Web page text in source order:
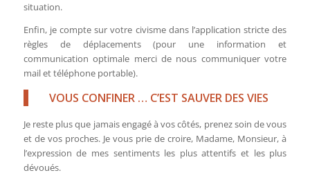
situation.
Enfin, je compte sur votre civisme dans l’application stricte des
règles de déplacements (pour une information et
communication optimale merci de nous communiquer votre
mail et téléphone portable).
VOUS CONFINER … C’EST SAUVER DES VIES
Je reste plus que jamais engagé à vos côtés, prenez soin de vous
et de vos proches. Je vous prie de croire, Madame, Monsieur, à
l’expression de mes sentiments les plus attentifs et les plus
dévoués.